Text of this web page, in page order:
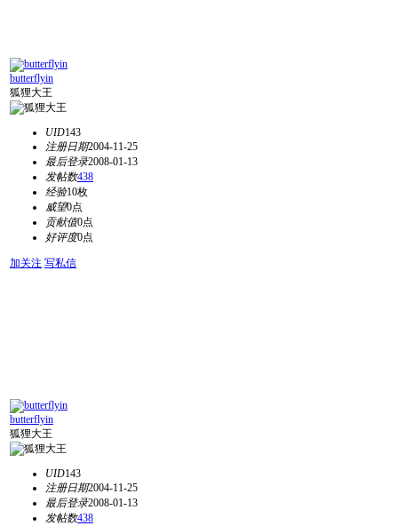
butterflyin
狐狸大王
UID143
注册日期2004-11-25
最后登录2008-01-13
发帖数438
经验10枚
威望0点
贡献值0点
好评度0点
加关注 写私信
butterflyin
狐狸大王
UID143
注册日期2004-11-25
最后登录2008-01-13
发帖数438